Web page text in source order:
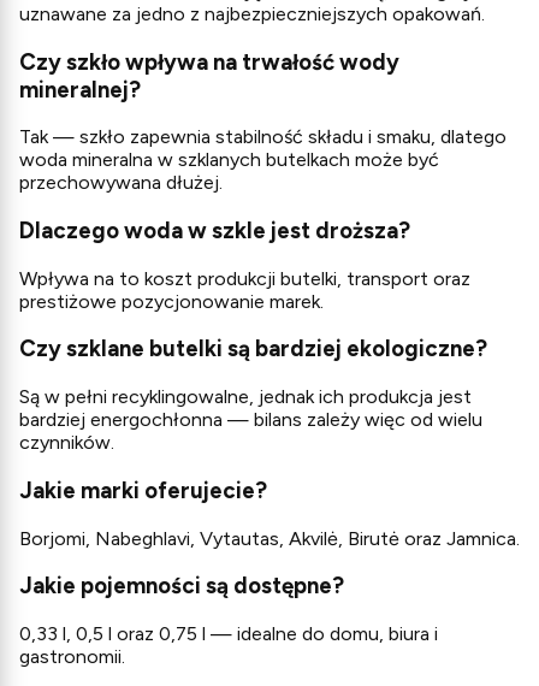
uznawane za jedno z najbezpieczniejszych opakowań.
Czy szkło wpływa na trwałość wody
mineralnej?
Tak — szkło zapewnia stabilność składu i smaku, dlatego
woda mineralna w szklanych butelkach może być
przechowywana dłużej.
Dlaczego woda w szkle jest droższa?
Wpływa na to koszt produkcji butelki, transport oraz
prestiżowe pozycjonowanie marek.
Czy szklane butelki są bardziej ekologiczne?
Są w pełni recyklingowalne, jednak ich produkcja jest
bardziej energochłonna — bilans zależy więc od wielu
czynników.
Jakie marki oferujecie?
Borjomi, Nabeghlavi, Vytautas, Akvilė, Birutė oraz Jamnica.
Jakie pojemności są dostępne?
0,33 l, 0,5 l oraz 0,75 l — idealne do domu, biura i
gastronomii.